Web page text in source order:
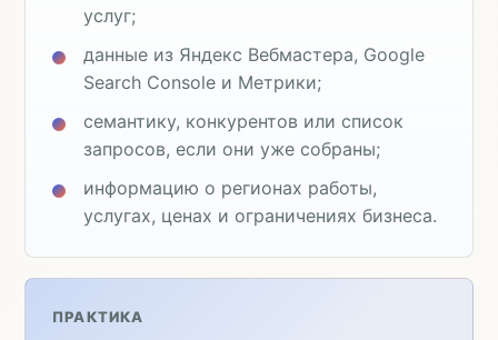
услуг;
данные из Яндекс Вебмастера, Google
Search Console и Метрики;
семантику, конкурентов или список
запросов, если они уже собраны;
информацию о регионах работы,
услугах, ценах и ограничениях бизнеса.
ПРАКТИКА